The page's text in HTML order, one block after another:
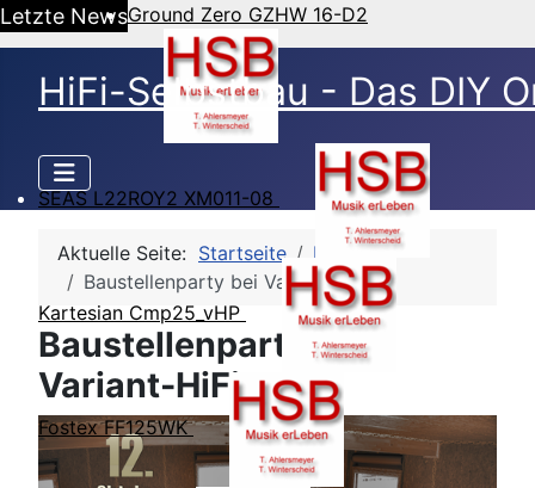
Letzte NewsGround Zero GZHW 16-D2
SEAS L22ROY2 XM011-08
Kartesian Cmp25_vHP
Fostex FF125WK
HiFi-Selbstbau - Das DIY
Aktuelle Seite: Startseite
HSB Blog
Baustellenparty bei Variant-HiFi
Baustellenparty bei
Variant-HiFi